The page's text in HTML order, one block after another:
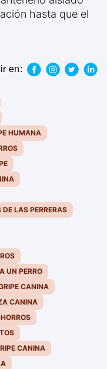
hasta que el
en:
HUMANA
LAS PERRERAS
UN PERRO
CANINA
CANINA
CANINA